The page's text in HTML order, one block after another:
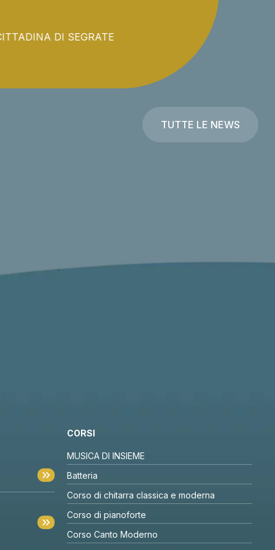
ALLA FESTA CITTADINA DI SEGRATE
TUTTE LE NEWS
CORSI
MUSICA DI INSIEME
Batteria
Corso di chitarra classica e moderna
Corso di pianoforte
Corso Canto Moderno